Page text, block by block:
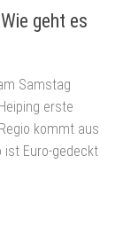
geht es
Samstag
erste
kommt aus
ist Euro-gedeckt